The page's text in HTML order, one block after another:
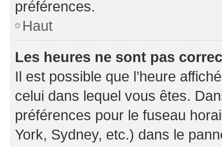
préférences.
Haut
Les heures ne sont pas
Il est possible que l’heure
celui dans lequel vous êtes.
préférences pour le fuseau
York, Sydney, etc.) dans le